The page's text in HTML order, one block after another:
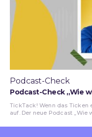
Podcast-Check
Podcast-Check „Wie
TickTack! Wenn das Ticken
auf. Der neue Podcast „Wie